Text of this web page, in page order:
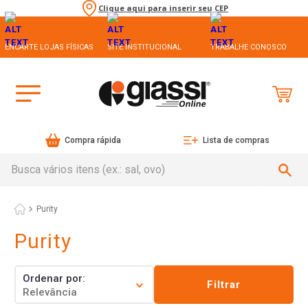
Clique aqui para inserir seu CEP
ENCARTE LOJAS FÍSICAS SITE INSTITUCIONAL TRABALHE CONOSCO
Compra rápida Lista de compras
Purity
Purity
Ordenar por
Relevância
Filtrar